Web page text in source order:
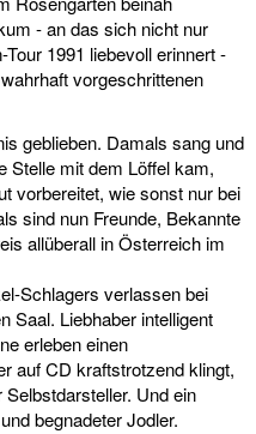
- an das sich nicht nur
1991 liebevoll erinnert -
vorgeschrittenen
geblieben. Damals sang und
Stelle mit dem Löffel kam,
vorbereitet, wie sonst nur bei
sind nun Freunde, Bekannte
allüberall in Österreich im
Schlagers verlassen bei
Saal. Liebhaber intelligent
erleben einen
auf CD kraftstrotzend klingt,
Und ein
begnadeter Jodler.